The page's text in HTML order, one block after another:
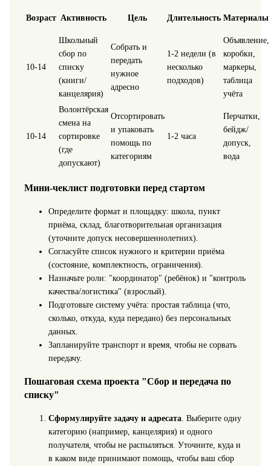
Возраст Активность Цель Длительность Материалы
10-14
Школьный
сбор по
списку
(книги/
канцелярия)
Собрать и
передать
нужное
адресно
1-2 недели (в
несколько
подходов)
Объявление,
коробки,
маркеры,
таблица
учёта
10-14
Волонтёрская
смена на
сортировке
(где
допускают)
Отсортировать
и упаковать
помощь по
категориям
1-2 часа
Перчатки,
бейдж/
допуск,
вода
Мини-чеклист подготовки перед стартом
Определите формат и площадку: школа, пункт
приёма, склад, благотворительная организация
(уточните допуск несовершеннолетних).
Согласуйте список нужного и критерии приёма
(состояние, комплектность, ограничения).
Назначьте роли: "координатор" (ребёнок) и "контроль
качества/логистика" (взрослый).
Подготовьте систему учёта: простая таблица (что,
сколько, откуда, куда передано) без персональных
данных.
Запланируйте транспорт и время, чтобы не сорвать
передачу.
Пошаговая схема проекта "Сбор и передача по
списку"
Сформулируйте задачу и адресата. Выберите одну
категорию (например, канцелярия) и одного
получателя, чтобы не распыляться. Уточните, куда и
в каком виде принимают помощь, чтобы ваш сбор